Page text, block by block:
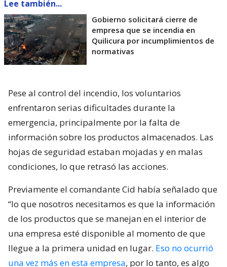
Lee también...
Gobierno solicitará cierre de
empresa que se incendia en
Quilicura por incumplimientos de
normativas
Pese al control del incendio, los voluntarios
enfrentaron serias dificultades durante la
emergencia, principalmente por la falta de
información sobre los productos almacenados. Las
hojas de seguridad estaban mojadas y en malas
condiciones, lo que retrasó las acciones.
Previamente el comandante Cid había señalado que
“lo que nosotros necesitamos es que la información
de los productos que se manejan en el interior de
una empresa esté disponible al momento de que
llegue a la primera unidad en lugar. Eso no ocurrió
una vez más en esta empresa, por lo tanto, es algo